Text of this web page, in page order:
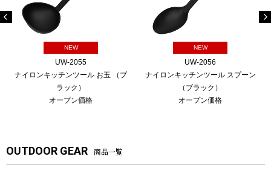
NEW
UW-2055
ナイロンキッチンツール お玉 （ブ
ラック）
オープン価格
NEW
UW-2056
ナイロンキッチンツール スプーン
（ブラック）
オープン価格
OUTDOOR GEAR 商品一覧